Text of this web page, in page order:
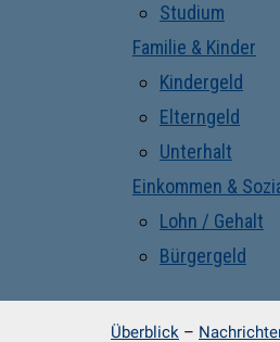
Studium
Familie & Kinder
Kindergeld
Elterngeld
Unterhalt
Einkommen &
Lohn / Gehalt
Bürgergeld
Überblick –